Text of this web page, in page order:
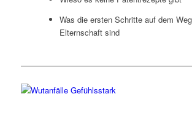
Was die ersten Schritte auf dem
Elternschaft sind